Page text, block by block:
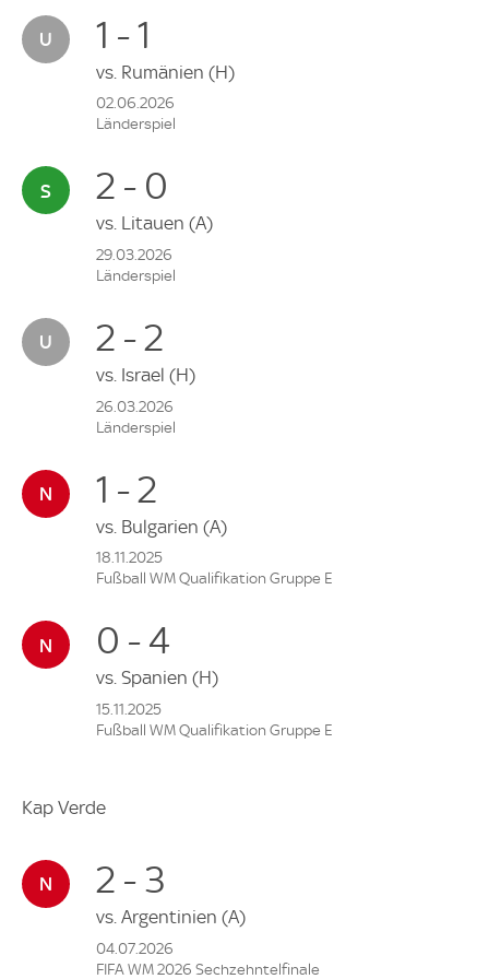
1 - 1
vs. Rumänien (H)
02.06.2026
Länderspiel
2 - 0
vs. Litauen (A)
29.03.2026
Länderspiel
2 - 2
vs. Israel (H)
26.03.2026
Länderspiel
1 - 2
vs. Bulgarien (A)
18.11.2025
Fußball WM Qualifikation Gruppe E
0 - 4
vs. Spanien (H)
15.11.2025
Fußball WM Qualifikation Gruppe E
Kap Verde
2 - 3
vs. Argentinien (A)
04.07.2026
FIFA WM 2026 Sechzehntelfinale